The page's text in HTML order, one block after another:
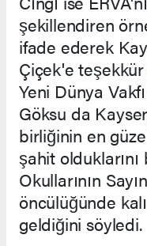
şekillendiren
ifade ederek
Çiçek'e
Yeni Dünya
Göksu da
birliğinin en
şahit
Okullarının
öncülüğünde
geldiğini söyledi.